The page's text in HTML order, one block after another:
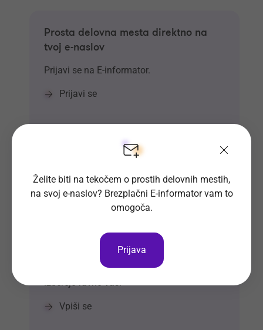
Prosta delovna mesta direktno na
tvoj e-naslov
Prijavi se na E-informator.
Prijavi se
Si že vpisan v Bazo CV-jev?
Naj delodajalci iz množice kandidatov
izberejo ravno vas.
Vpiši se
Želite biti na tekočem o prostih delovnih mestih,
na svoj e-naslov? Brezplačni E-informator vam to
omogoča.
Prijava